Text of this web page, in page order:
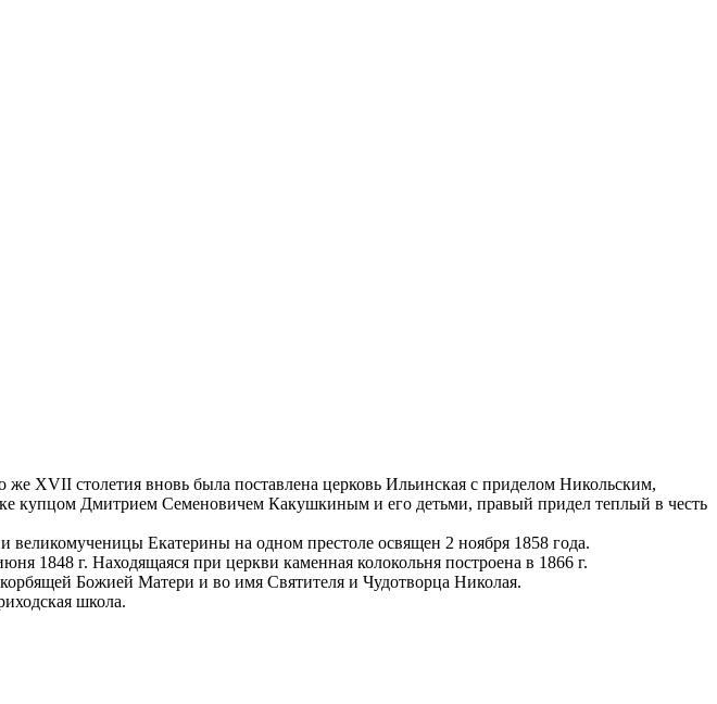
XVII столетия вновь была поставлена церковь Ильинская с приделом Никольским,
купцом Дмитрием Семеновичем Какушкиным и его детьми, правый придел теплый в честь
великомученицы Екатерины на одном престоле освящен 2 ноября 1858 года.
1848 г. Находящаяся при церкви каменная колокольня построена в 1866 г.
Божией Матери и во имя Святителя и Чудотворца Николая.
школа.